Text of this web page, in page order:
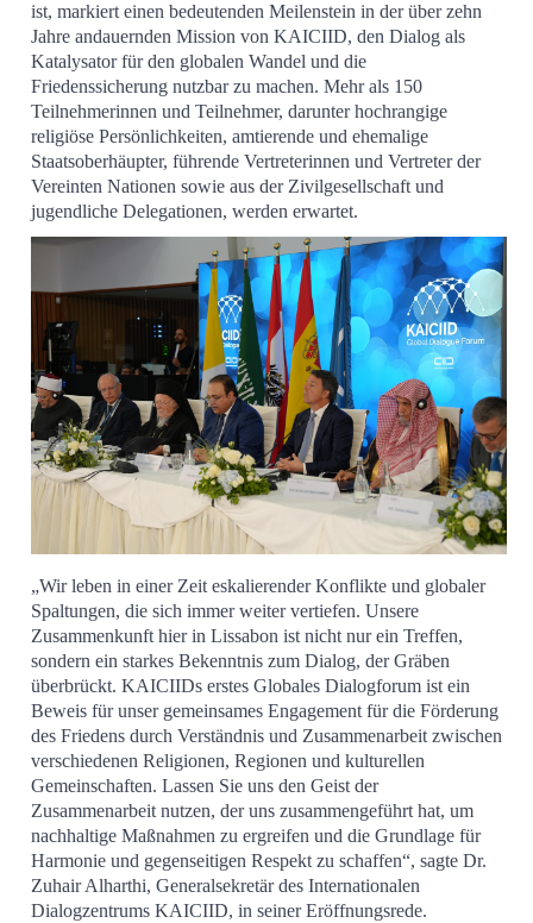
ist, markiert einen bedeutenden Meilenstein in der über zehn
Jahre andauernden Mission von KAICIID, den Dialog als
Katalysator für den globalen Wandel und die
Friedenssicherung nutzbar zu machen. Mehr als 150
Teilnehmerinnen und Teilnehmer, darunter hochrangige
religiöse Persönlichkeiten, amtierende und ehemalige
Staatsoberhäupter, führende Vertreterinnen und Vertreter der
Vereinten Nationen sowie aus der Zivilgesellschaft und
jugendliche Delegationen, werden erwartet.
„Wir leben in einer Zeit eskalierender Konflikte und globaler
Spaltungen, die sich immer weiter vertiefen. Unsere
Zusammenkunft hier in Lissabon ist nicht nur ein Treffen,
sondern ein starkes Bekenntnis zum Dialog, der Gräben
überbrückt. KAICIIDs erstes Globales Dialogforum ist ein
Beweis für unser gemeinsames Engagement für die Förderung
des Friedens durch Verständnis und Zusammenarbeit zwischen
verschiedenen Religionen, Regionen und kulturellen
Gemeinschaften. Lassen Sie uns den Geist der
Zusammenarbeit nutzen, der uns zusammengeführt hat, um
nachhaltige Maßnahmen zu ergreifen und die Grundlage für
Harmonie und gegenseitigen Respekt zu schaffen“, sagte Dr.
Zuhair Alharthi, Generalsekretär des Internationalen
Dialogzentrums KAICIID, in seiner Eröffnungsrede.